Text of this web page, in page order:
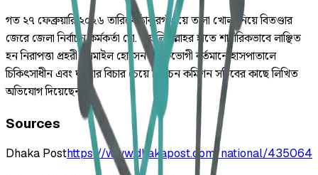
গত ২৭ ফেব্রুয়ারি ২০২৬ তারিখে ঠাকুরগাঁওয়ে তালা খোলা নিয়ে বিতণ্ডার
জেরে জেলা নির্বাচন কর্মকর্তা মো. ওয়ালিউল্লাহর হাতে শারীরিকভাবে লাঞ্ছিত
হন নিরাপত্তা প্রহরী ইসমাইল হোসেন। ভুক্তভোগী বর্তমানে হাসপাতালে
চিকিৎসাধীন এবং ঘটনার বিচার চেয়ে নির্বাচন কমিশন সচিবের কাছে লিখিত
অভিযোগ দিয়েছেন।
Sources
Dhaka Posthttps://www.dhakapost.com/national/435064